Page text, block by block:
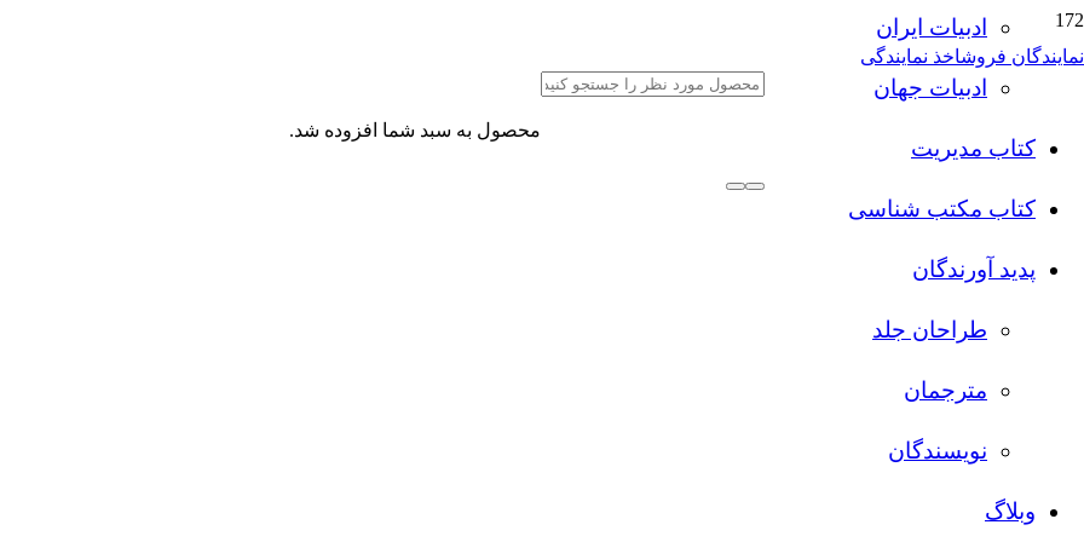
نمایندگان فروشاخذ نمایندگی
محصول به سبد شما افزوده شد.
ادبیات ایران
ادبیات جهان
کتاب مدیریت
کتاب مکتب شناسی
پدید آورندگان
طراحان جلد
مترجمان
نویسندگان
وبلاگ